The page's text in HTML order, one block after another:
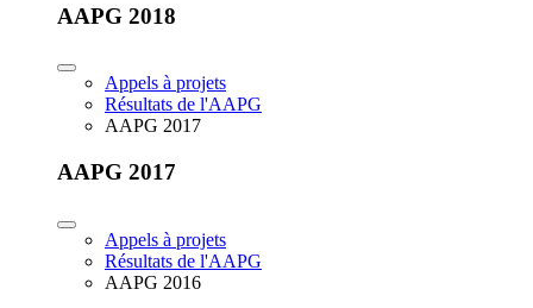
AAPG 2018
Appels à projets
Résultats de l'AAPG
AAPG 2017
AAPG 2017
Appels à projets
Résultats de l'AAPG
AAPG 2016